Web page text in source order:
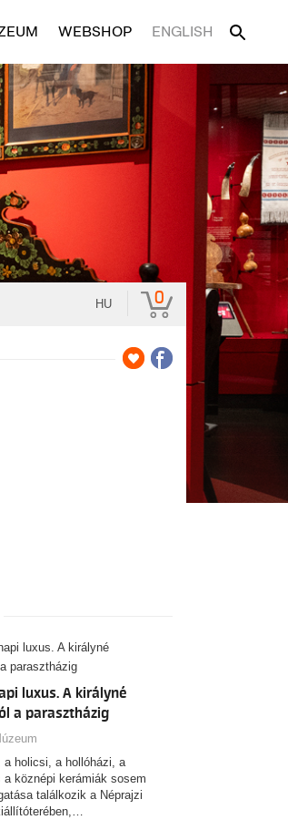
WEBSHOP ENGLISH
HU 0
luxus. A királyné
a parasztházig
a holicsi, a hollóházi, a
a köznépi kerámiák sosem
találkozik a Néprajzi